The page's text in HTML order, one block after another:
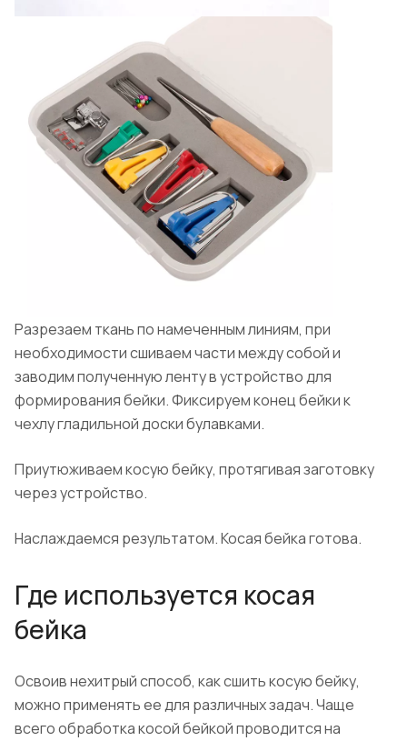
Разрезаем ткань по намеченным линиям, при
необходимости сшиваем части между собой и
заводим полученную ленту в устройство для
формирования бейки. Фиксируем конец бейки к
чехлу гладильной доски булавками.
Приутюживаем косую бейку, протягивая заготовку
через устройство.
Наслаждаемся результатом. Косая бейка готова.
Где используется косая
бейка
Освоив нехитрый способ, как сшить косую бейку,
можно применять ее для различных задач. Чаще
всего обработка косой бейкой проводится на